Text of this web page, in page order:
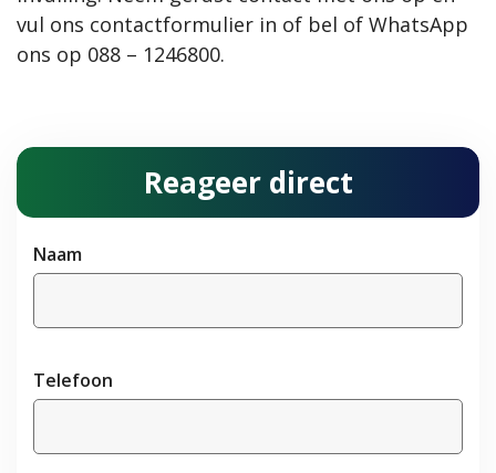
vul ons contactformulier in of bel of WhatsApp
ons op 088 – 1246800.
Reageer direct
Naam
Telefoon